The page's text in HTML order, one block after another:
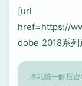
[url
href=https://
dobe 2018系
本站统一解压密